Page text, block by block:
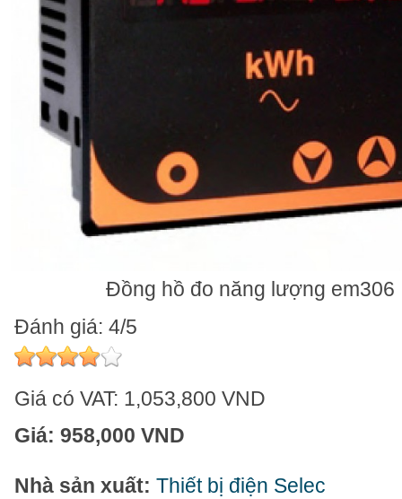
Đồng hồ đo năng lượng em306
Đánh giá: 4/5
Giá có VAT: 1,053,800 VND
Giá: 958,000 VND
Nhà sản xuất: Thiết bị điện Selec